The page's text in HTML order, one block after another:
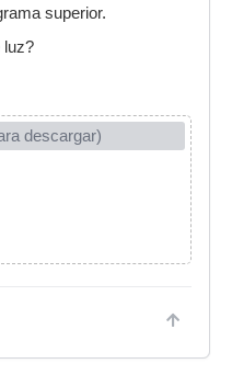
superior.
luz?
descargar)